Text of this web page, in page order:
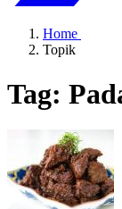
Home
Topik
Tag: